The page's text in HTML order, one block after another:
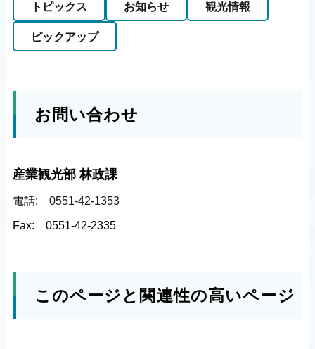
トピックス お知らせ 観光情報
ピックアップ
お問い合わせ
産業観光部 林政課
電話: 0551-42-1353
Fax: 0551-42-2335
このページと関連性の高いページ